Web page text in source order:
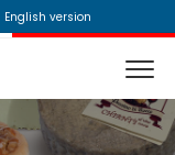
English version